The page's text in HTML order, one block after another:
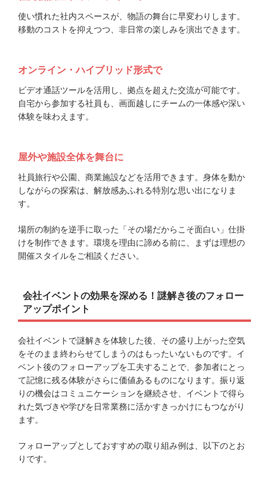
使い慣れた社内スペースが、物語の舞台に早変わりします。
移動のコストを抑えつつ、非日常の楽しみを演出できます。
オンライン・ハイブリッド形式で
ビデオ通話ツールを活用し、拠点を超えた交流が可能です。
自宅から参加する社員も、画面越しにチームの一体感や深い
体験を味わえます。
屋外や施設全体を舞台に
社員旅行や公園、商業施設などを活用できます。身体を動か
しながらの探索は、解放感あふれる特別な思い出になりま
す。
場所の制約を逆手に取った「その場だからこそ面白い」仕掛
けを制作できます。環境を理由に諦める前に、まずは理想の
開催スタイルをご相談ください。
会社イベントの効果を深める！謎解き後のフォロー
アップポイント
会社イベントで謎解きを体験した後、その盛り上がった空気
をそのまま終わらせてしまうのはもったいないものです。イ
ベント後のフォローアップを工夫することで、参加者にとっ
て記憶に残る体験がさらに価値あるものになります。振り返
りの機会はコミュニケーションを継続させ、イベントで得ら
れた気づきや学びを日常業務に活かすきっかけにもつながり
ます。
フォローアップとしておすすめの取り組み例は、以下のとお
りです。